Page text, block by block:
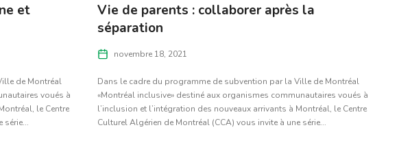
et
de Montréal
voués à
le Centre
série...
Vie de parents : collaborer après la
séparation
novembre 18, 2021
Dans le cadre du programme de subvention par la Ville de Montréal
«Montréal inclusive» destiné aux organismes communautaires voués à
l’inclusion et l’intégration des nouveaux arrivants à Montréal, le Centre
Culturel Algérien de Montréal (CCA) vous invite à une série...